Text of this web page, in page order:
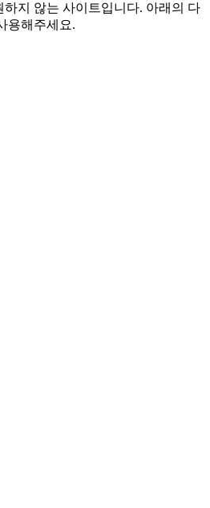
지 않는 사이트입니다. 아래의 다
용해주세요.